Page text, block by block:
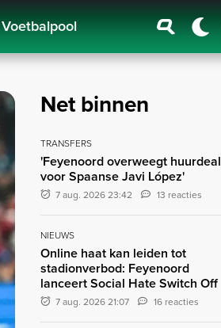
Voetbalpool
Net binnen
TRANSFERS
'Feyenoord overweegt huurdeal
voor Spaanse Javi López'
7 aug. 2026 23:42 13 reacties
NIEUWS
Online haat kan leiden tot
stadionverbod: Feyenoord
lanceert Social Hate Switch Off
7 aug. 2026 21:07 16 reacties